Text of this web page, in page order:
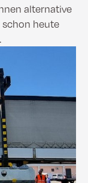
alternative
heute